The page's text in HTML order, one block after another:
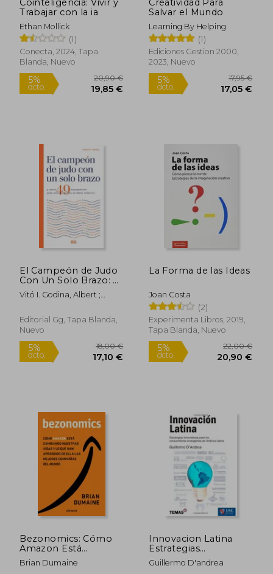
Trabajar con la ia
Ethan Mollick
(1)
Conecta, 2024, Tapa
Blanda, Nuevo
dcto.
Rápido
Salvar el Mundo
Learning By Helping
(1)
Ediciones Gestion 2000,
2023, Nuevo
5%
dcto.
Rápido
El Campeón de Judo
Con Un Solo Brazo: Y
Otros 49
Superpoderes Para
Héroe Creativo
Vitó I. Godina, Albert ;
Editorial Gg, Tapa Blanda,
Nuevo
5%
dcto.
La Forma de las Ideas
Joan Costa
(2)
Experimenta Libros, 2019,
Tapa Blanda, Nuevo
5%
dcto.
Bezonomics: Cómo
Amazon Está
Cambiando Nuestras
Vidas y qué han
Brian Dumaine
Innovacion Latina
Estrategias
Innovadoras Para los
Consumidores
Guillermo D'andrea